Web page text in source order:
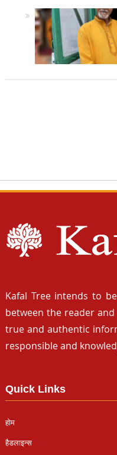
Kafal Tree intends to
between the reader
true and authentic
responsible and
Quick Links
होम
हैडलाइन्स